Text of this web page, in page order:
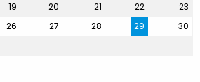
19 20 21 22
23
26 27 28 29
30